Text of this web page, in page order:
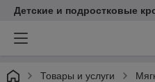
Детские и подростковые
Товары и услуги